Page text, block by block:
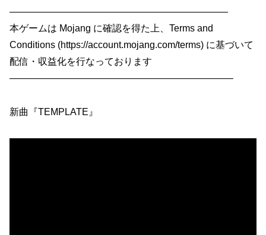
———————————————————————
本ゲームは Mojang に確認を得た上、Terms and
Conditions (https://account.mojang.com/terms) に基づいて
配信・収益化を行なっております
———————————————————————–
新曲『TEMPLATE』